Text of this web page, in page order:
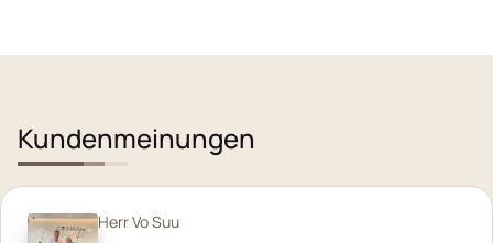
Kundenmeinungen
Herr Vo Suu